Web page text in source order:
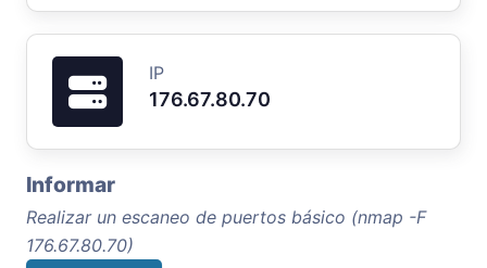
IP
176.67.80.70
Informar
Realizar un escaneo de puertos básico (nmap -F
176.67.80.70)